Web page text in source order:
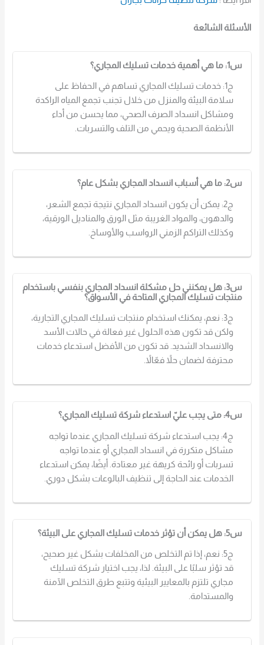
الأسئلة الشائعة
س1: ما هي أهمية خدمات تسليك المجاري؟
ج1: خدمات تسليك المجاري تساهم في الحفاظ على
سلامة البيئة والمنزل من خلال تجنب تجمع المياه الراكدة
ومشاكل انسداد الصرف الصحي، مما يحسن من أداء
الأنظمة الصحية ويحمي من التلف والتسربات.
س2: ما هي أسباب انسداد المجاري بشكل عام؟
ج2: يمكن أن يكون انسداد المجاري نتيجة تجمع الشعر،
والدهون، والمواد الغريبة مثل الورق والمناديل الورقية،
وكذلك التراكم الزمني الرواسب والأوساخ.
س3: هل يمكنني حل مشكلة انسداد المجاري بنفسي باستخدام
منتجات تسليك المجاري المتاحة في الأسواق؟
ج3: نعم، يمكنك استخدام منتجات تسليك المجاري التجارية،
ولكن قد تكون هذه الحلول غير فعالة في حالات الأسد
والانسداد الشديد. قد تكون من الأفضل استدعاء خدمات
محترفة لضمان حلاً فعّالاً.
س4: متى يجب عليّ استدعاء شركة تسليك المجاري؟
ج4: يجب استدعاء شركة تسليك المجاري عندما تواجه
مشاكل متكررة في انسداد المجاري أو عندما تواجه
تسربات أو رائحة كريهة غير معتادة. أيضًا، يمكن استدعاء
الخدمات عند الحاجة إلى تنظيف البالوعات بشكل دوري.
س5: هل يمكن أن تؤثر خدمات تسليك المجاري على البيئة؟
ج5: نعم، إذا تم التخلص من المخلفات بشكل غير صحيح،
قد تؤثر سلبًا على البيئة. لذا، يجب اختيار شركة تسليك
مجاري تلتزم بالمعايير البيئية وتتبع طرق التخلص الآمنة
والمستدامة.